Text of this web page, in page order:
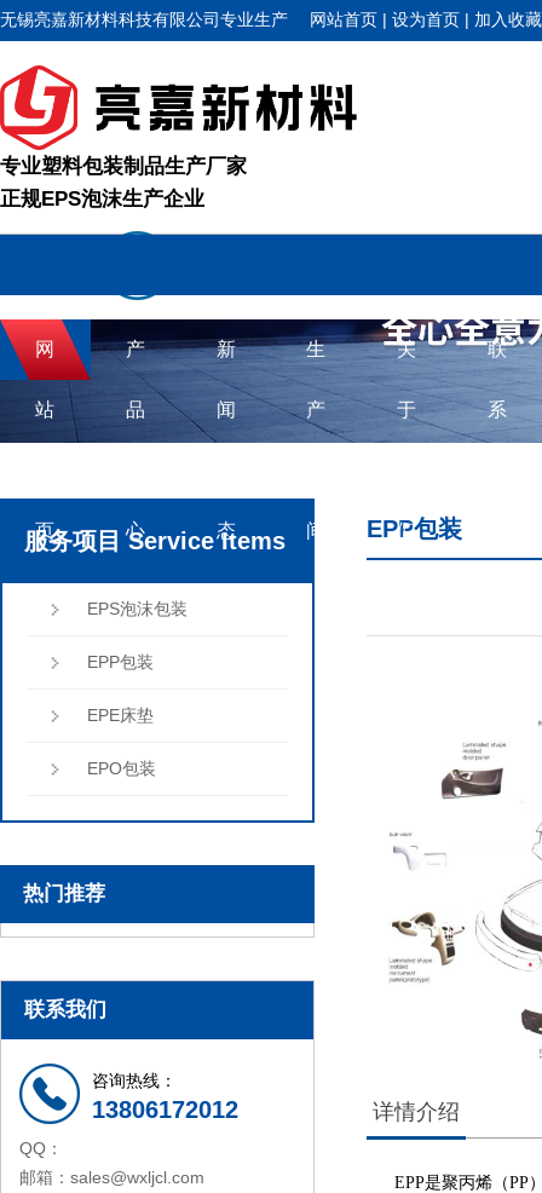
网站首页 | 设为首页 | 加入收藏
无锡亮嘉新材料科技有限公司专业生产
专业塑料包装制品生产厂家
正规EPS泡沫生产企业
网
站
页
产
品
心
新
闻
态
生
产
间
关
于
们
联
系
服务项目 Service Items
EPS泡沫包装
EPP包装
EPE床垫
EPO包装
热门推荐
联系我们
咨询热线：
13806172012
QQ：
邮箱：sales@wxljcl.com
EPP包装
详情介绍
EPP是聚丙烯（PP